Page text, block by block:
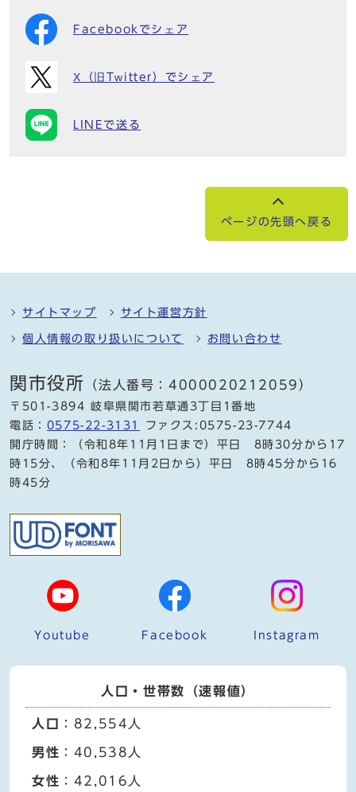
Facebookでシェア
X（旧Twitter）でシェア
LINEで送る
ページの先頭へ戻る
サイトマップ サイト運営方針
個人情報の取り扱いについて お問い合わせ
関市役所 （法人番号：4000020212059）
〒501-3894 岐阜県関市若草通3丁目1番地
電話： 0575-22-3131
ファクス:0575-23-7744
開庁時間：（令和8年11月1日まで）平日 8時30分から17
時15分、（令和8年11月2日から）平日 8時45分から16
時45分
Youtube Facebook Instagram
人口・世帯数（速報値）
人口 ：82,554人
男性 ：40,538人
女性 ：42,016人